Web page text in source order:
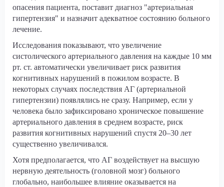
опасения пациента, поставит диагноз "артериальная
гипертензия" и назначит адекватное состоянию больного
лечение.
Исследования показывают, что увеличение
систолического артериального давления на каждые 10 мм
рт. ст. автоматически увеличивает риск развития
когнитивных нарушений в пожилом возрасте. В
некоторых случаях последствия АГ (артериальной
гипертензии) появлялись не сразу. Например, если у
человека было зафиксировано хроническое повышение
артериального давления в среднем возрасте, риск
развития когнитивных нарушений спустя 20–30 лет
существенно увеличивался.
Хотя предполагается, что АГ воздействует на высшую
нервную деятельность (головной мозг) больного
глобально, наибольшее влияние оказывается на